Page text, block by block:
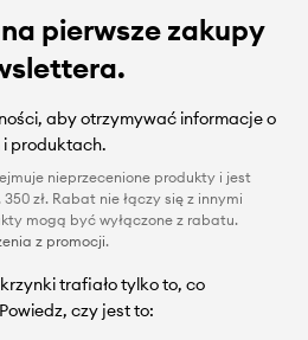
pierwsze zakupy
aby otrzymywać informacje o
produktach.
nieprzecenione produkty i jest
zł. Rabat nie łączy się z innymi
mogą być wyłączone z rabatu.
z promocji.
trafiało tylko to, co
czy jest to: